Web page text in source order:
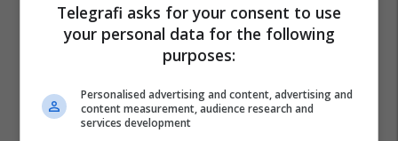
Telegrafi asks for your consent to use
your personal data for the following
purposes:
Personalised advertising and content, advertising and
content measurement, audience research and
services development